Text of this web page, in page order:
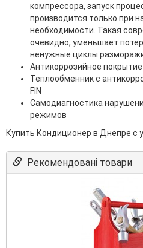
компрессора, запуск
производится только при
необходимости. Такая
очевидно, уменьшает
ненужные циклы
Антикоррозийное
Теплообменник с
FIN
Самодиагностика
режимов
Купить Кондиционер в Днепре с
Рекомендовані товари